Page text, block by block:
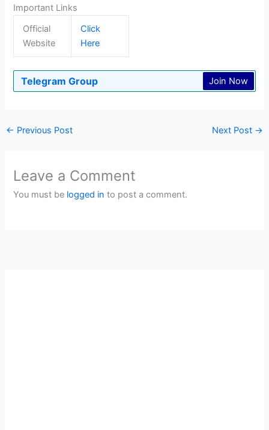
Important Links
Official
Website
Click
Here
Telegram Group Join Now
← Previous Post Next Post →
Leave a Comment
You must be logged in to post a comment.